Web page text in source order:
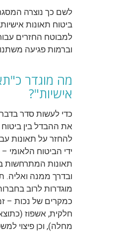
לשם כך נוצרה
ביטוח תאונות
למבוטח החזרים
וברמות פגיעה
מה מוגדר
אישיות"?
כדי לעשות סדר
את ההבדל בין ביטוח
להחזר על תאונות
ידי הביטוח הלאומי
תאונות המתרחשות
ובדרך ממנה ואליה.
מוגדרות לרוב
כמקרים של נכות –
חלקית, אשפוז
מחלה), וכן פיצוי